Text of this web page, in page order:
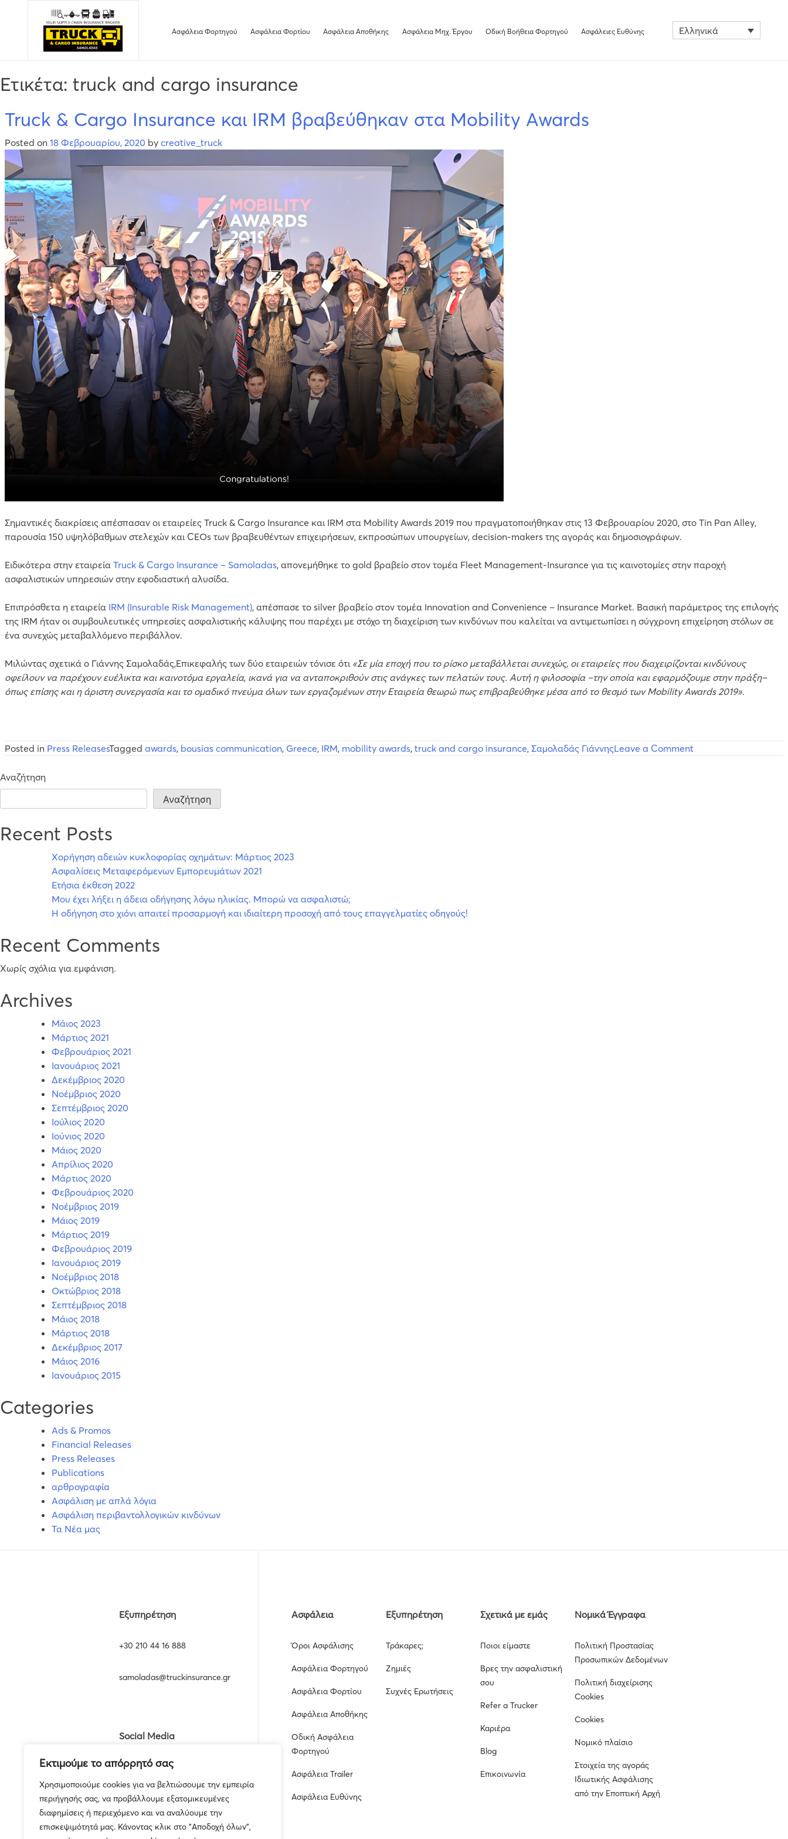
Εκτιμούμε το απόρρητό σας
Χρησιμοποιούμε cookies για να βελτιώσουμε την εμπειρία
περιήγησής σας, να προβάλλουμε εξατομικευμένες
διαφημίσεις ή περιεχόμενο και να αναλύουμε την
επισκεψιμότητά μας. Κάνοντας κλικ στο "Αποδοχή όλων",
Ασφάλεια Φορτηγού Ασφάλεια Φορτίου Ασφάλεια Αποθήκης Ασφάλεια Μηχ. Έργου Οδική Bοήθεια Φορτηγού Ασφάλειες Ευθύνης Ελληνικά
Ετικέτα: truck and cargo insurance
Truck & Cargo Insurance και IRM βραβεύθηκαν στα Mobility Awards
Posted on 18 Φεβρουαρίου, 2020 by creative_truck
Σημαντικές διακρίσεις απέσπασαν οι εταιρείες Truck & Cargo Insurance και IRM στα Mobility Awards 2019 που πραγματοποιήθηκαν στις 13 Φεβρουαρίου 2020, στο Tin Pan Alley,
παρουσία 150 υψηλόβαθμων στελεχών και CEOs των βραβευθέντων επιχειρήσεων, εκπροσώπων υπουργείων, decision-makers της αγοράς και δημοσιογράφων.
Ειδικότερα στην εταιρεία Truck & Cargo Insurance – Samoladas, απονεμήθηκε το gold βραβείο στον τομέα Fleet Management-Insurance για τις καινοτομίες στην παροχή
ασφαλιστικών υπηρεσιών στην εφοδιαστική αλυσίδα.
Επιπρόσθετα η εταιρεία IRM (Insurable Risk Management), απέσπασε το silver βραβείο στον τομέα Innovation and Convenience – Insurance Market. Βασική παράμετρος της επιλογής
της IRM ήταν οι συμβουλευτικές υπηρεσίες ασφαλιστικής κάλυψης που παρέχει με στόχο τη διαχείριση των κινδύνων που καλείται να αντιμετωπίσει η σύγχρονη επιχείρηση στόλων σε
ένα συνεχώς μεταβαλλόμενο περιβάλλον.
Μιλώντας σχετικά ο Γιάννης Σαμολαδάς,Επικεφαλής των δύο εταιρειών τόνισε ότι «Σε μία εποχή που το ρίσκο μεταβάλλεται συνεχώς, οι εταιρείες που διαχειρίζονται κινδύνους
οφείλουν να παρέχουν ευέλικτα και καινοτόμα εργαλεία, ικανά για να ανταποκριθούν στις ανάγκες των πελατών τους. Αυτή η φιλοσοφία –την οποία και εφαρμόζουμε στην πράξη–
όπως επίσης και η άριστη συνεργασία και το ομαδικό πνεύμα όλων των εργαζομένων στην Εταιρεία θεωρώ πως επιβραβεύθηκε μέσα από το θεσμό των Mobility Awards 2019».
Posted in Press ReleasesTagged awards, bousias communication, Greece, IRM, mobility awards, truck and cargo insurance, Σαμολαδάς ΓιάννηςLeave a Commenton
Αναζήτηση
Αναζήτηση
Recent Posts
Χορήγηση αδειών κυκλοφορίας οχημάτων: Μάρτιος 2023
Ασφαλίσεις Μεταφερόμενων Εμπορευμάτων 2021
Ετήσια έκθεση 2022
Μου έχει λήξει η άδεια οδήγησης λόγω ηλικίας. Μπορώ να ασφαλιστώ;
Η οδήγηση στο χιόνι απαιτεί προσαρμογή και ιδιαίτερη προσοχή από τους επαγγελματίες οδηγούς!
Recent Comments
Χωρίς σχόλια για εμφάνιση.
Archives
Μάιος 2023
Μάρτιος 2021
Φεβρουάριος 2021
Ιανουάριος 2021
Δεκέμβριος 2020
Νοέμβριος 2020
Σεπτέμβριος 2020
Ιούλιος 2020
Ιούνιος 2020
Μάιος 2020
Απρίλιος 2020
Μάρτιος 2020
Φεβρουάριος 2020
Νοέμβριος 2019
Μάιος 2019
Μάρτιος 2019
Φεβρουάριος 2019
Ιανουάριος 2019
Νοέμβριος 2018
Οκτώβριος 2018
Σεπτέμβριος 2018
Μάιος 2018
Μάρτιος 2018
Δεκέμβριος 2017
Μάιος 2016
Ιανουάριος 2015
Categories
Ads & Promos
Financial Releases
Press Releases
Publications
αρθρογραφία
Ασφάλιση με απλά λόγια
Ασφάλιση περιβαντολλογικών κινδύνων
Τα Νέα μας
Εξυπηρέτηση
+30 210 44 16 888
samoladas@truckinsurance.gr
Social Media
Ασφάλεια
Όροι Ασφάλισης
Ασφάλεια Φορτηγού
Ασφάλεια Φορτίου
Ασφάλεια Αποθήκης
Οδική Ασφάλεια
Φορτηγού
Ασφάλεια Trailer
Ασφάλεια Ευθύνης
Εξυπηρέτηση
Τράκαρες;
Ζημιές
Συχνές Ερωτήσεις
Σχετικά με εμάς
Ποιοι είμαστε
Βρες την ασφαλιστική
σου
Refer a Trucker
Καριέρα
Blog
Επικοινωνία
Νομικά Έγγραφα
Πολιτική Προστασίας
Προσωπικών Δεδομένων
Πολιτική διαχείρισης
Cookies
Cookies
Νομικό πλαίσιο
Στοιχεία της αγοράς
Ιδιωτικής Ασφάλισης
από την Εποπτική Αρχή